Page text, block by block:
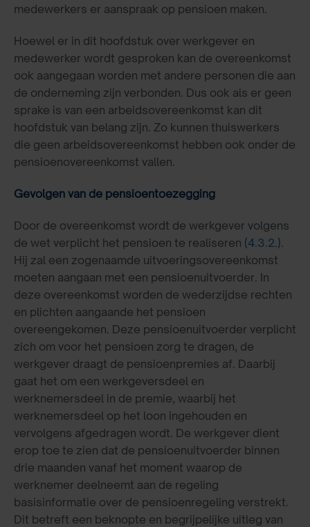
medewerkers er aanspraak op pensioen maken.
Hoewel er in dit hoofdstuk over werkgever en
medewerker wordt gesproken kan de overeenkomst
ook aangegaan worden met andere personen die aan
de onderneming zijn verbonden. Dus ook als er geen
sprake is van een arbeidsovereenkomst kan dit
hoofdstuk van belang zijn. Zo kunnen thuiswerkers
die geen arbeidsovereenkomst hebben ook onder de
pensioenovereenkomst vallen.
Gevolgen van de pensioentoezegging
Door de overeenkomst wordt de werkgever volgens
de wet verplicht het pensioen te realiseren (4.3.2.).
Hij zal een zogenaamde uitvoeringsovereenkomst
moeten aangaan met een pensioenuitvoerder. In
deze overeenkomst worden de wederzijdse rechten
en plichten aangaande het pensioen
overeengekomen. Deze pensioenuitvoerder verplicht
zich om voor het pensioen zorg te dragen, de
werkgever draagt de pensioenpremies af. Daarbij
gaat het om een werkgeversdeel en
werknemersdeel in de premie, waarbij het
werknemersdeel op het loon ingehouden en
vervolgens afgedragen wordt. De werkgever dient
erop toe te zien dat de pensioenuitvoerder binnen
drie maanden vanaf het moment waarop de
werknemer deelneemt aan de regeling
basisinformatie over de pensioenregeling verstrekt.
Dit betreft een beknopte en begrijpelijke uitleg van